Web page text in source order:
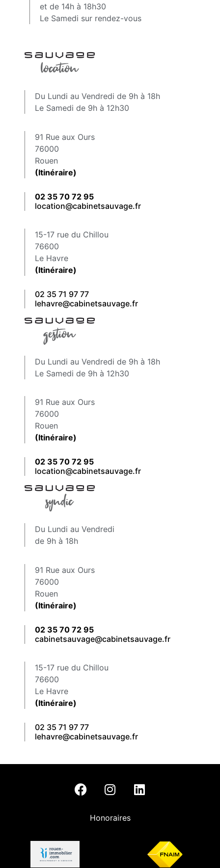
et de 14h à 18h30
Le Samedi sur rendez-vous
Du Lundi au Vendredi de 9h à 18h
Le Samedi de 9h à 12h30
91 Rue aux Ours
76000
Rouen
(Itinéraire)
02 35 70 72 95
location@cabinetsauvage.fr
15-17 rue du Chillou
76600
Le Havre
(Itinéraire)
02 35 71 97 77
lehavre@cabinetsauvage.fr
Du Lundi au Vendredi de 9h à 18h
Le Samedi de 9h à 12h30
91 Rue aux Ours
76000
Rouen
(Itinéraire)
02 35 70 72 95
location@cabinetsauvage.fr
Du Lundi au Vendredi
de 9h à 18h
91 Rue aux Ours
76000
Rouen
(Itinéraire)
02 35 70 72 95
cabinetsauvage@cabinetsauvage.fr
15-17 rue du Chillou
76600
Le Havre
(Itinéraire)
02 35 71 97 77
lehavre@cabinetsauvage.fr
Honoraires